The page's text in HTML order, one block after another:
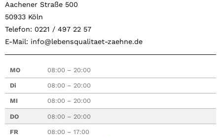
Aachener Straße 500
50933 Köln
Telefon: 0221 / 497 22 57
E-Mail: info@lebensqualitaet-zaehne.de
MO 08:00 – 20:00
Di 08:00 – 20:00
MI 08:00 – 20:00
DO 08:00 – 20:00
FR 08:00 – 17:00